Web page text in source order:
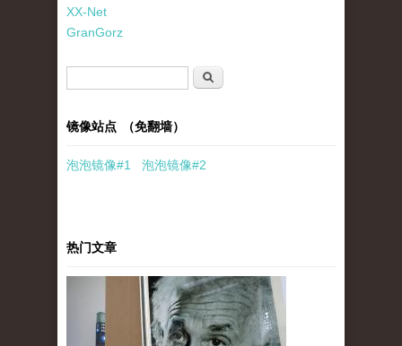
XX-Net
GranGorz
搜索
镜像站点 （免翻墙）
泡泡镜像#1 泡泡镜像#2
热门文章